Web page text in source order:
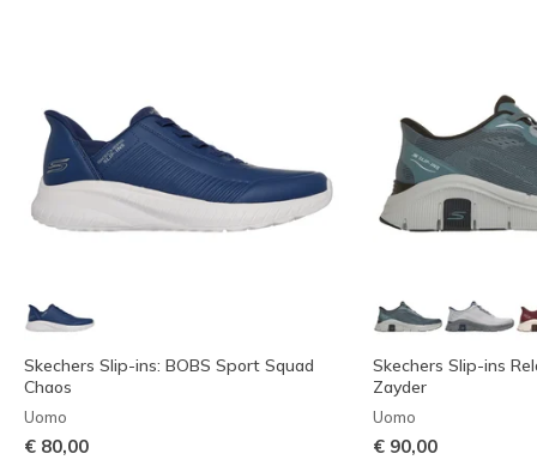
Skechers Slip-ins: BOBS Sport Squad
Chaos
Uomo
€ 80,00
Skechers Slip-ins
Zayder
Uomo
€ 90,00